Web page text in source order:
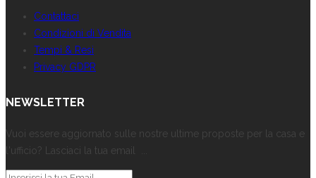
Contattaci
Condizioni di Vendita
Tempi & Resi
Privacy GDPR
NEWSLETTER
Vuoi essere aggiornato sulle nostre ultime proposte per la casa e
l'ufficio? Lasciaci la tua email ...